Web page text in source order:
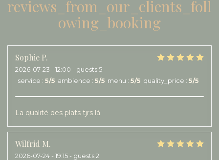
reviews_from_our_clients_foll
owing_booking
Sophie P
2026-07-23 - 12:00 - guests 5
service : 5/5 ambience : 5/5 menu : 5/5 quality_price : 5/5
La qualité des plats tjrs là
Wilfrid M
2026-07-24 - 19:15 - guests 2